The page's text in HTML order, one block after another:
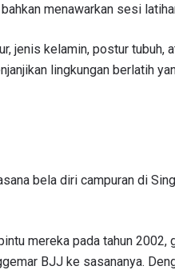
menawarkan sesi
jenis kelamin, postur tubuh,
lingkungan berlatih
bela diri campuran di
mereka pada tahun
BJJ ke sasananya.
gelaran
EMAIL